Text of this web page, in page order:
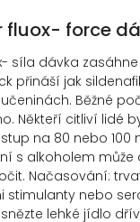
fluox- force
síla dávka
přináší jak
Běžné
Někteří citliví lidé
na 80 nebo
s alkoholem
Načasování:
stimulanty nebo
lehké jídlo